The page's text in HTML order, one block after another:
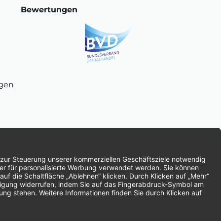
Bewertungen